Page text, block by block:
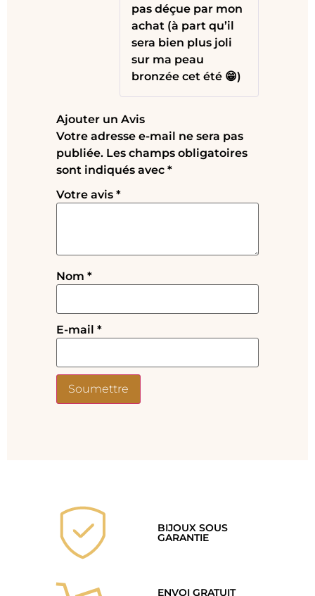
pas déçue par mon
achat (à part qu’il
sera bien plus joli
sur ma peau
bronzée cet été 😁)
Ajouter un Avis
Votre adresse e-mail ne sera pas
publiée. Les champs obligatoires
sont indiqués avec *
Votre avis *
Nom *
E-mail *
BIJOUX SOUS
GARANTIE
ENVOI GRATUIT